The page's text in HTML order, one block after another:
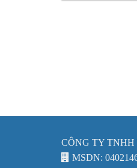
CÔNG TY
MSDN: